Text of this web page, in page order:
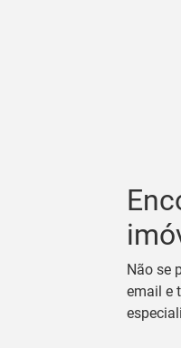
Não se
email e